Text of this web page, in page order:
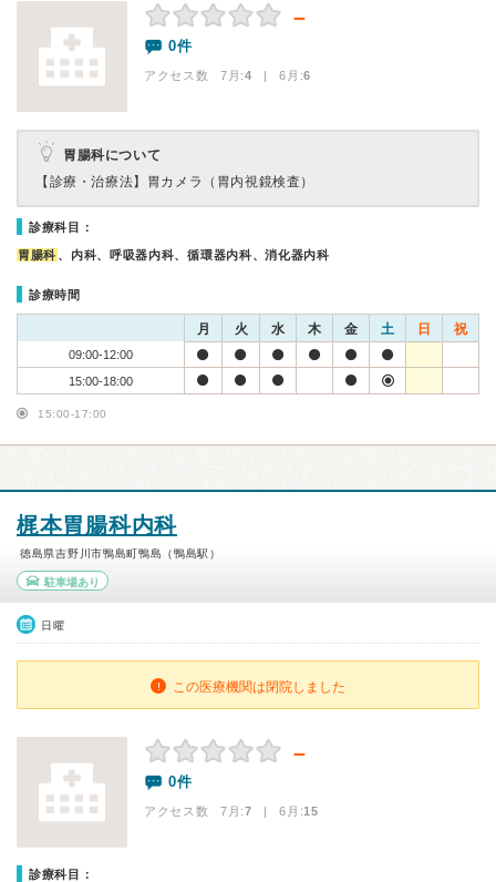
－
0件
アクセス数 7月:4 | 6月:6
胃腸科について
【診療・治療法】 胃カメラ（胃内視鏡検査）
診療科目：
胃腸科 、内科、呼吸器内科、循環器内科、消化器内科
診療時間
月 火 水 木 金 土 日 祝
09:00-12:00
15:00-18:00
15:00-17:00
梶本胃腸科内科
徳島県吉野川市鴨島町鴨島（鴨島駅）
駐車場あり
日曜
この医療機関は閉院しました
－
0件
アクセス数 7月:7 | 6月:15
診療科目：